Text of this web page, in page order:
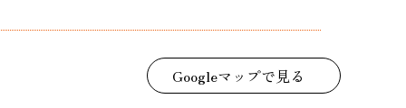
Googleマップで見る